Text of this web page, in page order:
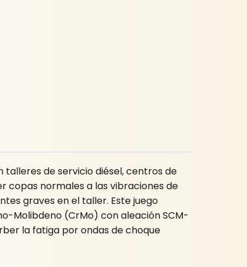
talleres de servicio diésel, centros de
copas normales a las vibraciones de
graves en el taller. Este juego
Molibdeno (CrMo) con aleación SCM-
la fatiga por ondas de choque